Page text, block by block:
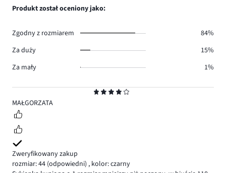
4
MAŁGORZATA
Zweryfikowany zakup
rozmiar: 44 (odpowiedni) , kolor: czarny
Produkt został oceniony jako:
Zgodny z rozmiarem
84%
Za duży
15%
Za mały
1%